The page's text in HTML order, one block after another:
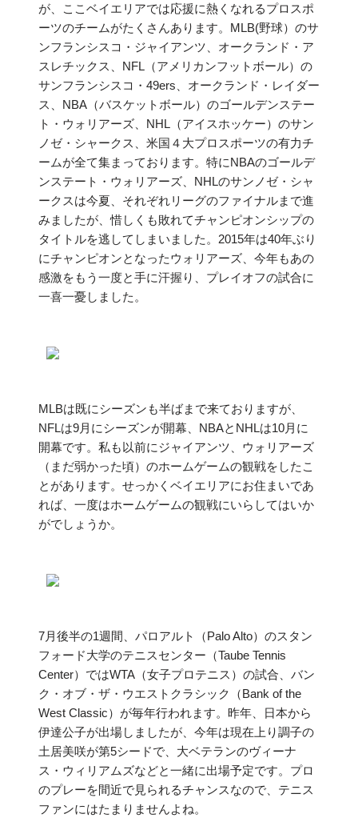
が、ここベイエリアでは応援に熱くなれるプロスポ
ーツのチームがたくさんあります。MLB(野球）のサ
ンフランシスコ・ジャイアンツ、オークランド・ア
スレチックス、NFL（アメリカンフットボール）の
サンフランシスコ・49ers、オークランド・レイダー
ス、NBA（バスケットボール）のゴールデンステー
ト・ウォリアーズ、NHL（アイスホッケー）のサン
ノゼ・シャークス、米国４大プロスポーツの有力チ
ームが全て集まっております。特にNBAのゴールデ
ンステート・ウォリアーズ、NHLのサンノゼ・シャ
ークスは今夏、それぞれリーグのファイナルまで進
みましたが、惜しくも敗れてチャンピオンシップの
タイトルを逃してしまいました。2015年は40年ぶり
にチャンピオンとなったウォリアーズ、今年もあの
感激をもう一度と手に汗握り、プレイオフの試合に
一喜一憂しました。
MLBは既にシーズンも半ばまで来ておりますが、
NFLは9月にシーズンが開幕、NBAとNHLは10月に
開幕です。私も以前にジャイアンツ、ウォリアーズ
（まだ弱かった頃）のホームゲームの観戦をしたこ
とがあります。せっかくベイエリアにお住まいであ
れば、一度はホームゲームの観戦にいらしてはいか
がでしょうか。
7月後半の1週間、パロアルト（Palo Alto）のスタン
フォード大学のテニスセンター（Taube Tennis
Center）ではWTA（女子プロテニス）の試合、バン
ク・オブ・ザ・ウエストクラシック（Bank of the
West Classic）が毎年行われます。昨年、日本から
伊達公子が出場しましたが、今年は現在上り調子の
土居美咲が第5シードで、大ベテランのヴィーナ
ス・ウィリアムズなどと一緒に出場予定です。プロ
のプレーを間近で見られるチャンスなので、テニス
ファンにはたまりませんよね。